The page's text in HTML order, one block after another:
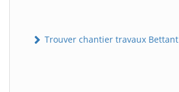
Trouver chantier travaux Bettant